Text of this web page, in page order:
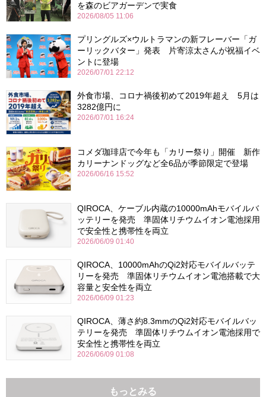
を森のビアガーデンで実食
2026/08/05 11:06
プリングルズ×ウルトラマンの新フレーバー「ガ
ーリックバター」発表 片寄涼太さんが祝福イベ
ントに登場
2026/07/01 22:12
外食市場、コロナ禍後初めて2019年超え 5月は
3282億円に
2026/07/01 16:24
コメダ珈琲店で今年も「カリー祭り」開催 新作
カリーナンドッグなど全6品が季節限定で登場
2026/06/16 15:52
QIROCA、ケーブル内蔵の10000mAhモバイルバ
ッテリーを発売 準固体リチウムイオン電池採用
で安全性と携帯性を両立
2026/06/09 01:40
QIROCA、10000mAhのQi2対応モバイルバッテ
リーを発売 準固体リチウムイオン電池搭載で大
容量と安全性を両立
2026/06/09 01:23
QIROCA、薄さ約8.3mmのQi2対応モバイルバッ
テリーを発売 準固体リチウムイオン電池採用で
安全性と携帯性を両立
2026/06/09 01:08
もっとみる